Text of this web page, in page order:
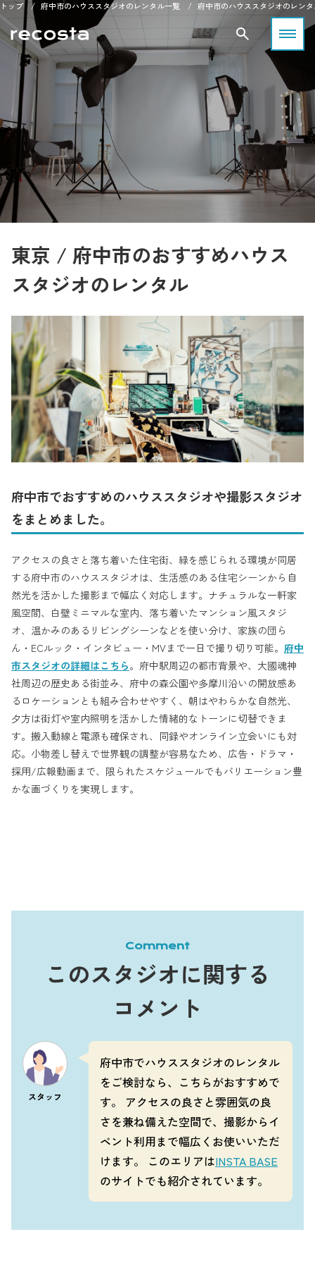
トップ 府中市のハウススタジオのレンタル一覧 府中市のハウススタジオのレン
東京 / 府中市のおすすめハウス
スタジオのレンタル
府中市でおすすめのハウススタジオや撮影スタジオ
をまとめました。
アクセスの良さと落ち着いた住宅街、緑を感じられる環境が同居
する府中市のハウススタジオは、生活感のある住宅シーンから自
然光を活かした撮影まで幅広く対応します。ナチュラルな一軒家
風空間、白壁ミニマルな室内、落ち着いたマンション風スタジ
オ、温かみのあるリビングシーンなどを使い分け、家族の団ら
ん・ECルック・インタビュー・MVまで一日で撮り切り可能。 府中
市スタジオの詳細はこちら。府中駅周辺の都市背景や、大國魂神
社周辺の歴史ある街並み、府中の森公園や多摩川沿いの開放感あ
るロケーションとも組み合わせやすく、朝はやわらかな自然光、
夕方は街灯や室内照明を活かした情緒的なトーンに切替できま
す。搬入動線と電源も確保され、同録やオンライン立会いにも対
応。小物差し替えで世界観の調整が容易なため、広告・ドラマ・
採用/広報動画まで、限られたスケジュールでもバリエーション豊
かな画づくりを実現します。
Comment
このスタジオに関する
コメント
スタッフ
府中市でハウススタジオのレンタル
をご検討なら、こちらがおすすめで
す。 アクセスの良さと雰囲気の良
さを兼ね備えた空間で、撮影からイ
ベント利用まで幅広くお使いいただ
けます。 このエリアはINSTA BASE
のサイトでも紹介されています。